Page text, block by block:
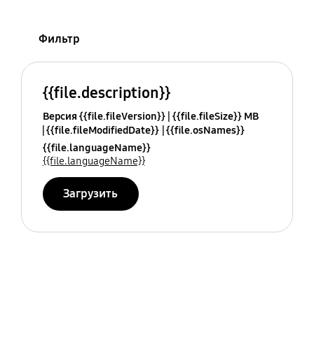
Фильтр
{{file.description}}
Версия {{file.fileVersion}} {{file.fileSize}} MB
{{file.fileModifiedDate}} {{file.osNames}}
{{file.languageName}}
{{file.languageName}}
Загрузить